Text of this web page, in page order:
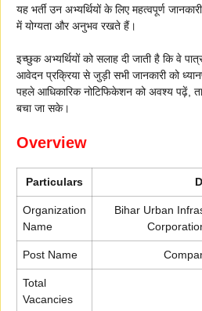
यह भर्ती उन अभ्यर्थियों के लिए महत्वपूर्ण
में योग्यता और अनुभव रखते हैं।
इच्छुक अभ्यर्थियों को सलाह दी जाती है कि वे
आवेदन प्रक्रिया से जुड़ी सभी जानकारी को
पहले आधिकारिक नोटिफिकेशन को अवश्य पढ़ें,
बचा जा सके।
Overview
Particulars
Organization
Name
Bihar Urban
Post Name
Total
Vacancies